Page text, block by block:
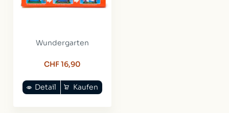
Wundergarten
CHF 16,90
Kaufen
Detail